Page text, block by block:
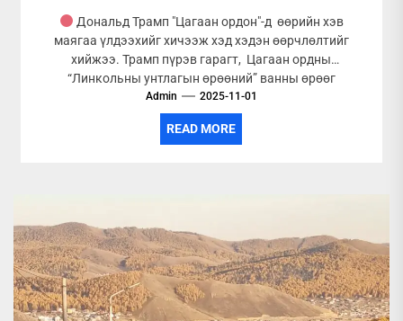
Дональд Трамп "Цагаан ордон"-д өөрийн хэв
маягаа үлдээхийг хичээж хэд хэдэн өөрчлөлтийг
хийжээ. Трамп пүрэв гарагт, Цагаан ордны
“Линкольны унтлагын өрөөний” ванны өрөөг
шинэчлэн...
Admin 2025-11-01
READ MORE